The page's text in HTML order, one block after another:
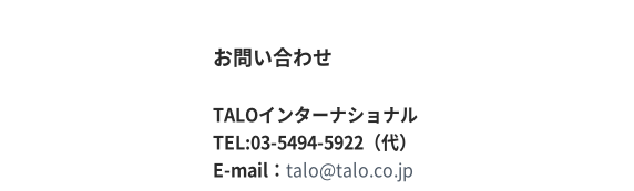
お問い合わせ
TALOインターナショナル
TEL:03-5494-5922（代）
E-mail： talo@talo.co.jp